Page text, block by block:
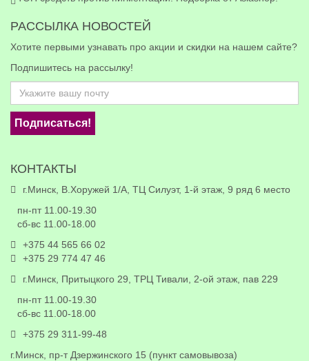
РАССЫЛКА НОВОСТЕЙ
Хотите первыми узнавать про акции и скидки на нашем сайте?
Подпишитесь на рассылку!
Подписаться!
КОНТАКТЫ
г.Минск, В.Хоружей 1/А, ТЦ Силуэт, 1-й этаж, 9 ряд 6 место
пн-пт 11.00-19.30
сб-вс 11.00-18.00
+375 44 565 66 02
+375 29 774 47 46
г.Минск, Притыцкого 29, ТРЦ Тивали, 2-ой этаж, пав 229
пн-пт 11.00-19.30
сб-вс 11.00-18.00
+375 29 311-99-48
г.Минск, пр-т Дзержинского 15 (пункт самовывоза)